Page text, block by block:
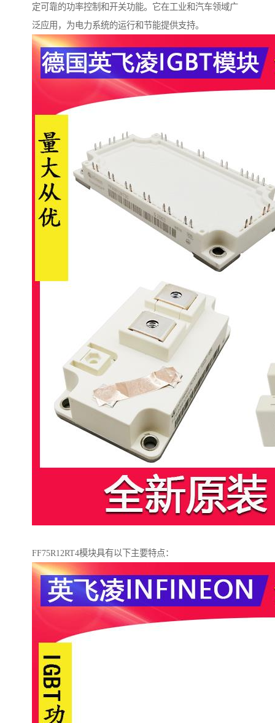
定可靠的功率控制和开关功能。它在工业和汽车领域广
泛应用，为电力系统的运行和节能提供支持。
FF75R12RT4模块具有以下主要特点：